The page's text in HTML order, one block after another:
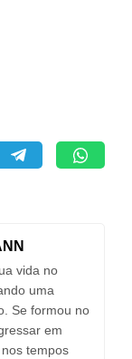
vida no
uma
Se formou no
em
tempos